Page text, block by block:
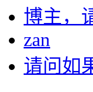
博主，
zan
请问如